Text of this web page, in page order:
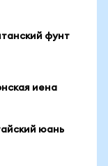
фунт
иена
юань